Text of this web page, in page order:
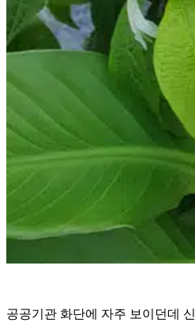
공공기관 화단에 자주 보이던데